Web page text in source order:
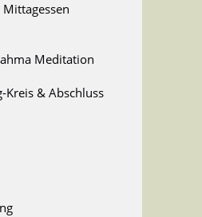
Meditation
Kreis & Abschluss